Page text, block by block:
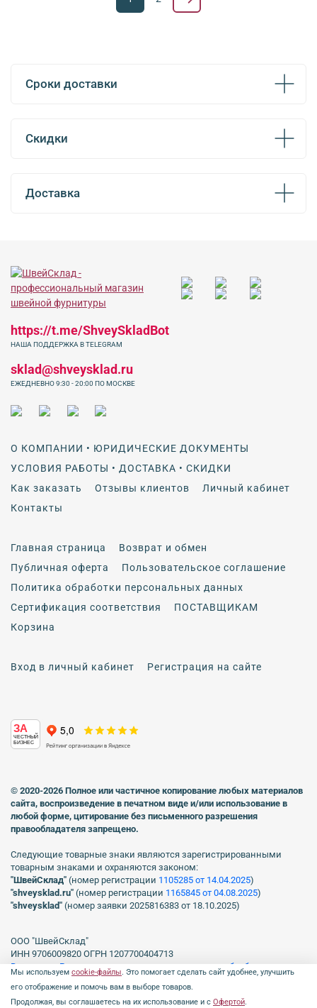
Сроки доставки
Скидки
Доставка
О КОМПАНИИ • ЮРИДИЧЕСКИЕ ДОКУМЕНТЫ
УСЛОВИЯ РАБОТЫ • ДОСТАВКА • СКИДКИ
Как заказать
Отзывы клиентов
Личный кабинет
Контакты
Главная страница
Возврат и обмен
Публичная оферта
Пользовательское соглашение
Политика обработки персональных данных
Сертификация соответствия
ПОСТАВЩИКАМ
Корзина
Вход в личный кабинет Регистрация на сайте
https://t.me/ShveySkladBot
НАША ПОДДЕРЖКА В TELEGRAM
sklad@shveysklad.ru
ЕЖЕДНЕВНО 9:30 - 20:00 ПО МОСКВЕ
ЗА
ЧЕСТНЫЙ
БИЗНЕС
© 2020-2026 Полное или частичное копирование любых материалов
сайта, воспроизведение в печатном виде и/или использование в
любой форме, цитирование без письменного разрешения
правообладателя запрещено.
Следующие товарные знаки являются зарегистрированными
товарным знаками и охраняются законом:
"ШвейСклад" (номер регистрации 1105285 от 14.04.2025)
"shveуsklad.ru" (номер регистрации 1165845 от 04.08.2025)
"shveysklad" (номер заявки 2025816383 от 18.10.2025)
ООО "ШвейСклад"
ИНН 9706009820 ОГРН 1207700404713
Включен в Реестр операторов, осуществляющих обработку
персональных данных Роскомнадзора рег. № 77-23-150255, Приказ
№231 от 16.06.2023.
Мы используем cookie-файлы. Это помогает сделать сайт удобнее, улучшить
его отображение и помочь вам в выборе товаров.
Продолжая, вы соглашаетесь на их использование и с Офертой.